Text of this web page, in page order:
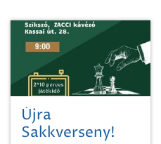
Újra
Sakkverseny!